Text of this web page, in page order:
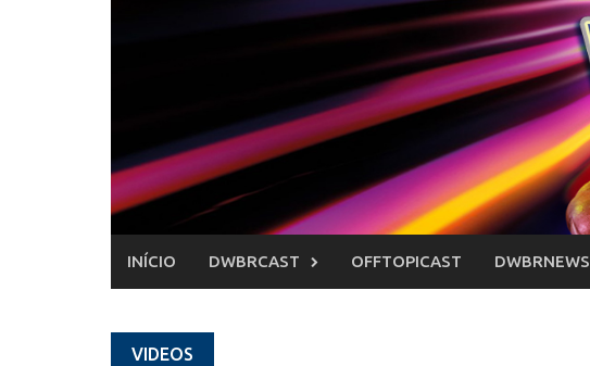
INÍCIO DWBRCAST OFFTOPICAST DWBRNEWS
VIDEOS